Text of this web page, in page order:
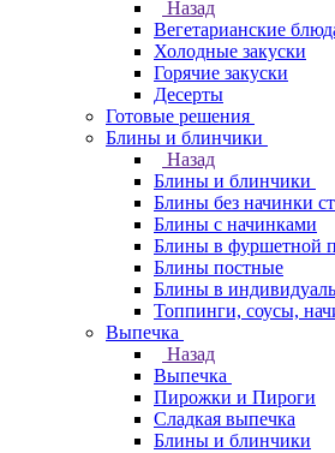
Назад
Вегетарианские
Холодные закуски
Горячие закуски
Десерты
Готовые решения
Блины и блинчики
Назад
Блины и блинчики
Блины без начинки
Блины с начинками
Блины в фуршетной
Блины постные
Блины в
Топпинги, соусы,
Выпечка
Назад
Выпечка
Пирожки и Пироги
Сладкая выпечка
Блины и блинчики